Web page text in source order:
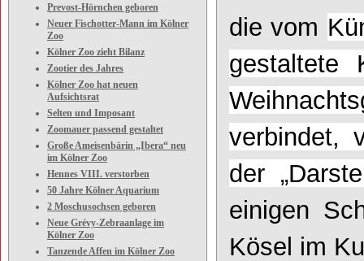
Prevost-Hörnchen geboren
Neuer Fischotter-Mann im Kölner
Zoo
Kölner Zoo zieht Bilanz
Zootier des Jahres
Kölner Zoo hat neuen
Aufsichtsrat
Selten und Imposant
Zoomauer passend gestaltet
Große Ameisenbärin „Ibera“ neu
im Kölner Zoo
Hennes VIII. verstorben
50 Jahre Kölner Aquarium
2 Moschusochsen geboren
Neue Grévy-Zebraanlage im
Kölner Zoo
Tanzende Affen im Kölner Zoo
die vom
gestaltete
verbindet,
der
einigen
Kösel im